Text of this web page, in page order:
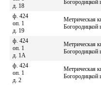
д. 18
Богородицкой
ф. 424
оп. 1
д. 19
Метрическая
Богородицкой
ф. 424
оп. 1
д. 1А
Метрическая
Богородицкой
ф. 424
оп. 1
д. 2
Метрическая
Богородицкой